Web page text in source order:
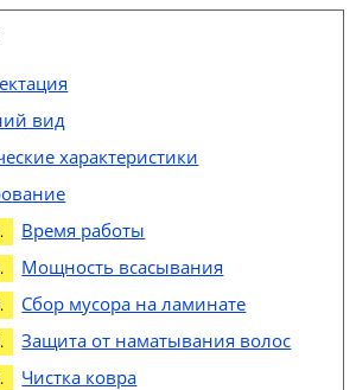
вид
характеристики
Время работы
Мощность всасывания
Сбор мусора на ламинате
Защита от наматывания волос
Чистка ковра